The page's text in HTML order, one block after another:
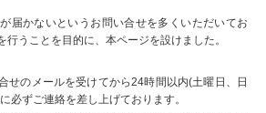
届かないというお問い合せを多くいただいてお
行うことを目的に、本ページを設けました。
せのメールを受けてから24時間以内(土曜日、日
必ずご連絡を差し上げております。